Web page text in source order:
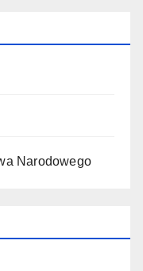
Narodowego